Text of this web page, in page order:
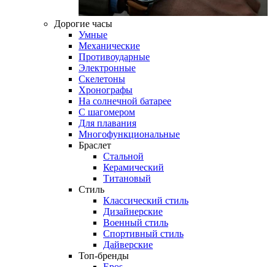
Дорогие часы
Умные
Механические
Противоударные
Электронные
Скелетоны
Хронографы
На солнечной батарее
С шагомером
Для плавания
Многофункциональные
Браслет
Стальной
Керамический
Титановый
Стиль
Классический стиль
Дизайнерские
Военный стиль
Спортивный стиль
Дайверские
Топ-бренды